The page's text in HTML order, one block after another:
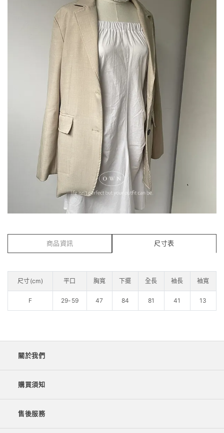
商品資訊 尺寸表
尺寸(cm) 平口 胸寬 下擺 全長 袖長 袖寬
F 29-59 47 84 81 41 13
關於我們
購買須知
售後服務